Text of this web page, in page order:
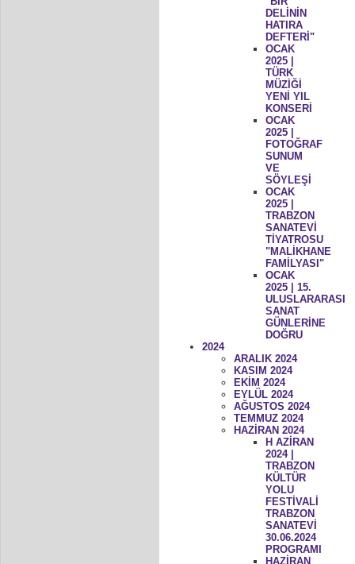
DELİNİN
HATIRA
DEFTERİ"
OCAK
2025 |
TÜRK
MÜZİĞİ
YENİ YIL
KONSERİ
OCAK
2025 |
FOTOĞRAF
SUNUM
VE
SÖYLEŞİ
OCAK
2025 |
TRABZON
SANATEVİ
TİYATROSU
"MALİKHANE
FAMİLYASI"
OCAK
2025 | 15.
ULUSLARARASI
SANAT
GÜNLERİNE
DOĞRU
2024
ARALIK 2024
KASIM 2024
EKİM 2024
EYLÜL 2024
AĞUSTOS 2024
TEMMUZ 2024
HAZİRAN 2024
H AZİRAN
2024 |
TRABZON
KÜLTÜR
YOLU
FESTİVALİ
TRABZON
SANATEVİ
30.06.2024
PROGRAMI
HAZİRAN